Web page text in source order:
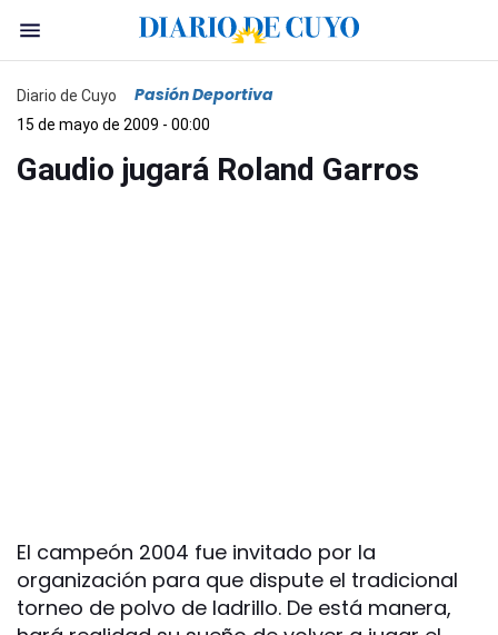
Diario de Cuyo Pasión Deportiva
15 de mayo de 2009 - 00:00
Gaudio jugará Roland Garros
El campeón 2004 fue invitado por la
organización para que dispute el tradicional
torneo de polvo de ladrillo. De está manera,